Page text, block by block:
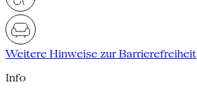
Weitere Hinweise zur Barrierefreiheit
Info